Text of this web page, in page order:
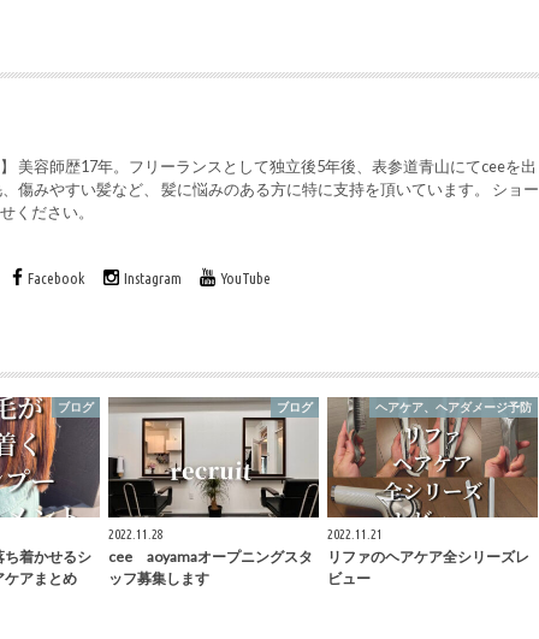
美容師歴17年。フリーランスとして独立後5年後、表参道青山にてceeを出
傷みやすい髪など、 髪に悩みのある方に特に支持を頂いています。 ショー
ください。
Facebook Instagram YouTube
ブログ
ち着かせるシ
ケアまとめ
ブログ
2022.11.28
cee aoyamaオープニングスタ
ッフ募集します
ヘアケア、ヘアダメージ予防
2022.11.21
リファのヘアケア全シリーズレ
ビュー